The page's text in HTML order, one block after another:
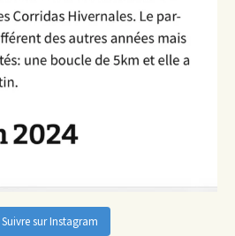
Suivre sur Instagram